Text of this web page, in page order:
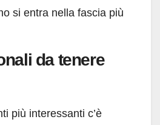
si entra nella fascia più
da tenere
più interessanti c’è